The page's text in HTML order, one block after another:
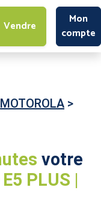
Vendre
Mon
compte
MOTOROLA >
votre
PLUS |